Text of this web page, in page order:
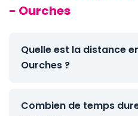
- Ourches
Quelle est la distance
Ourches ?
Combien de temps